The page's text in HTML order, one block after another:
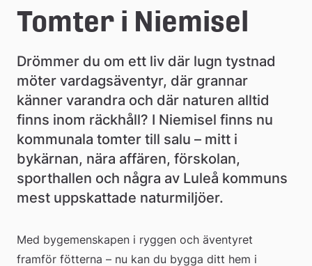
Tomter i Niemisel
Drömmer du om ett liv där lugn tystnad
möter vardagsäventyr, där grannar
känner varandra och där naturen alltid
finns inom räckhåll? I Niemisel finns nu
kommunala tomter till salu – mitt i
bykärnan, nära affären, förskolan,
sporthallen och några av Luleå kommuns
mest uppskattade naturmiljöer.
Med bygemenskapen i ryggen och äventyret
framför fötterna – nu kan du bygga ditt hem i